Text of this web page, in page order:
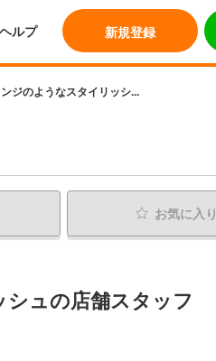
ヘルプ 新規登録
ジのようなスタイリッシ...
お気に入り
ュの店舗スタッフ